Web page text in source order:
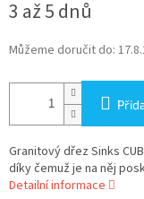
cena:
3 až 5 dnů
Můžeme doručit do:
Granitový dřez Sinks
díky čemuž je na něj
Detailní informace